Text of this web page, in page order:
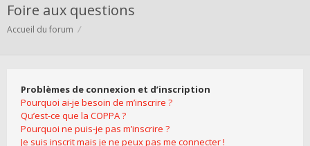
Foire aux questions
Accueil du forum
Problèmes de connexion et d’inscription
Pourquoi ai-je besoin de m’inscrire ?
Qu’est-ce que la COPPA ?
Pourquoi ne puis-je pas m’inscrire ?
Je suis inscrit mais je ne peux pas me connecter !